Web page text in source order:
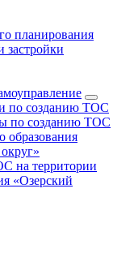
планирования
застройки
по созданию ТОС
по созданию ТОС
образования
на территории
«Озерский